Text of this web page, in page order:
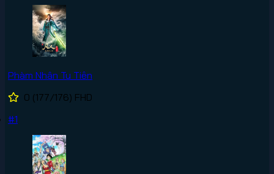
Phàm Nhân Tu Tiên
0 (177/176) FHD
#1